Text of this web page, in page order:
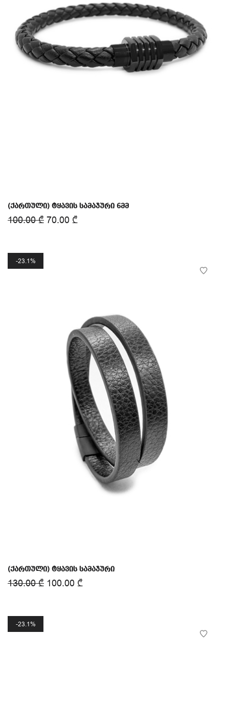
(ქართული) ტყავის სამაჯური 6მმ
100.00₾ 70.00 ₾
23.1%
(ქართული) ტყავის სამაჯური
130.00₾ 100.00 ₾
23.1%